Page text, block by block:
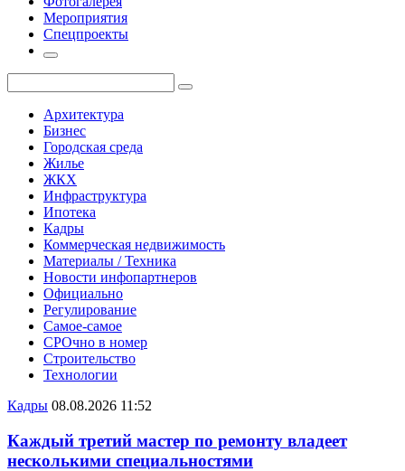
Мероприятия
Спецпроекты
Архитектура
Бизнес
Городская среда
Жилье
ЖКХ
Инфраструктура
Ипотека
Кадры
Коммерческая недвижимость
Материалы / Техника
Новости инфопартнеров
Официально
Регулирование
Самое-самое
СРОчно в номер
Строительство
Технологии
Кадры 08.08.2026 11:52
Каждый третий мастер по ремонту владеет
несколькими специальностями